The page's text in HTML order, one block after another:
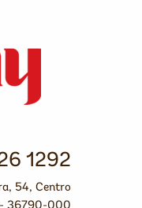
1292
54, Centro